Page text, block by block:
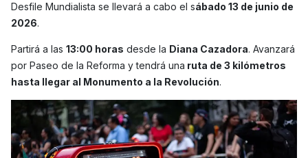
Desfile Mundialista se llevará a cabo el sábado 13 de junio de
2026.
Partirá a las 13:00 horas desde la Diana Cazadora. Avanzará
por Paseo de la Reforma y tendrá una ruta de 3 kilómetros
hasta llegar al Monumento a la Revolución.